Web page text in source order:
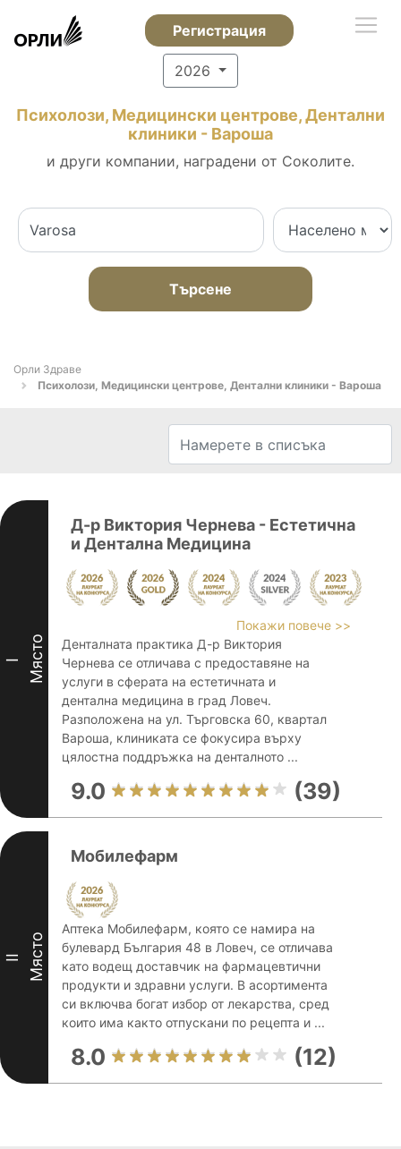
Регистрация
2026
Психолози, Медицински центрове, Дентални
клиники - Вароша
и други компании, наградени от Соколите.
Търсене
Орли Здраве
Психолози, Медицински центрове, Дентални клиники - Вароша
I Място
Д-р Виктория Чернева - Естетична
и Дентална Медицина
Покажи повече >>
Денталната практика Д-р Виктория
Чернева се отличава с предоставяне на
услуги в сферата на естетичната и
дентална медицина в град Ловеч.
Разположена на ул. Търговска 60, квартал
Вароша, клиниката се фокусира върху
цялостна поддръжка на денталното ...
9.0 (39)
II Място
Мобилефарм
Аптека Мобилефарм, която се намира на
булевард България 48 в Ловеч, се отличава
като водещ доставчик на фармацевтични
продукти и здравни услуги. В асортимента
си включва богат избор от лекарства, сред
които има както отпускани по рецепта и ...
8.0 (12)